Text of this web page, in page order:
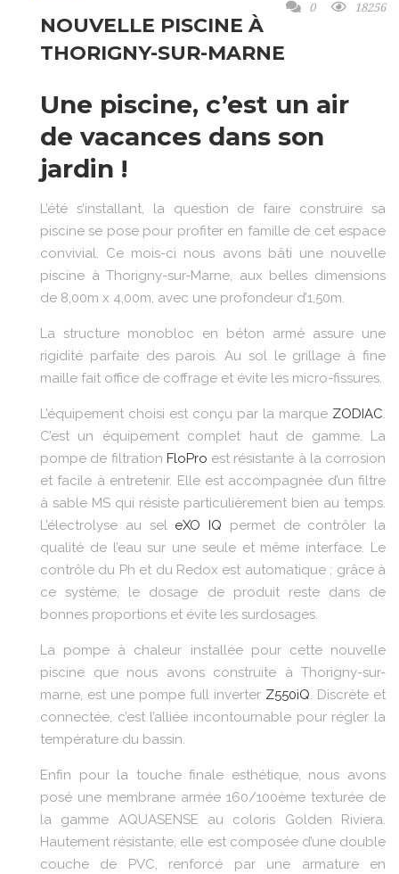
0
18256
NOUVELLE PISCINE À
THORIGNY-SUR-MARNE
Une piscine, c’est un air
de vacances dans son
jardin !
L’été s’installant, la question de faire construire sa
piscine se pose pour profiter en famille de cet espace
convivial. Ce mois-ci nous avons bâti une nouvelle
piscine à Thorigny-sur-Marne, aux belles dimensions
de 8,00m x 4,00m, avec une profondeur d’1,50m.
La structure monobloc en béton armé assure une
rigidité parfaite des parois. Au sol le grillage à fine
maille fait office de coffrage et évite les micro-fissures.
L’équipement choisi est conçu par la marque ZODIAC.
C’est un équipement complet haut de gamme. La
pompe de filtration FloPro est résistante à la corrosion
et facile à entretenir. Elle est accompagnée d’un filtre
à sable MS qui résiste particulièrement bien au temps.
L’électrolyse au sel eXO IQ permet de contrôler la
qualité de l’eau sur une seule et même interface. Le
contrôle du Ph et du Redox est automatique ; grâce à
ce système, le dosage de produit reste dans de
bonnes proportions et évite les surdosages.
La pompe à chaleur installée pour cette nouvelle
piscine que nous avons construite à Thorigny-sur-
marne, est une pompe full inverter Z550iQ. Discrète et
connectée, c’est l’alliée incontournable pour régler la
température du bassin.
Enfin pour la touche finale esthétique, nous avons
posé une membrane armée 160/100ème texturée de
la gamme AQUASENSE au coloris Golden Riviera.
Hautement résistante, elle est composée d’une double
couche de PVC, renforcé par une armature en